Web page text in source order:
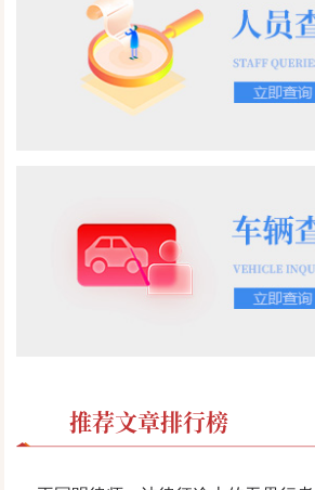
推荐文章排行榜